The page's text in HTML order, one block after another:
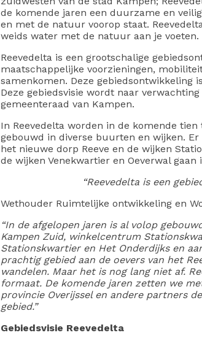
de komende jaren een duurzame en
en met de natuur voorop staat.
weids water met de natuur aan je voeten.
Reevedelta is een grootschalige
maatschappelijke voorzieningen,
samenkomen. Deze gebiedsontwikkeling
Deze gebiedsvisie wordt naar
gemeenteraad van Kampen.
In Reevedelta worden in de komende
gebouwd in diverse buurten en wijken.
het nieuwe dorp Reeve en de wijken
de wijken Venekwartier en Oeverwal
“Reevedelta is een
Wethouder Ruimtelijke ontwikkeling en
“In de afgelopen jaren is al volop
Kampen Zuid, winkelcentrum
Stationskwartier en Het Onderdijks en
prachtig gebied aan de oevers van het
wandelen. Maar het is nog lang niet af.
formaat. De komende jaren zetten we
provincie Overijssel en andere partners
gebied.”
Gebiedsvisie Reevedelta